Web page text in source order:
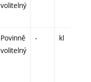
volitelný
Povinně
volitelný
- kl